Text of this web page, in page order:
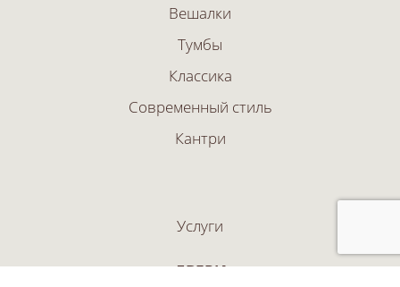
Вешалки
Тумбы
Классика
Современный стиль
Кантри
Услуги
ДВЕРИ